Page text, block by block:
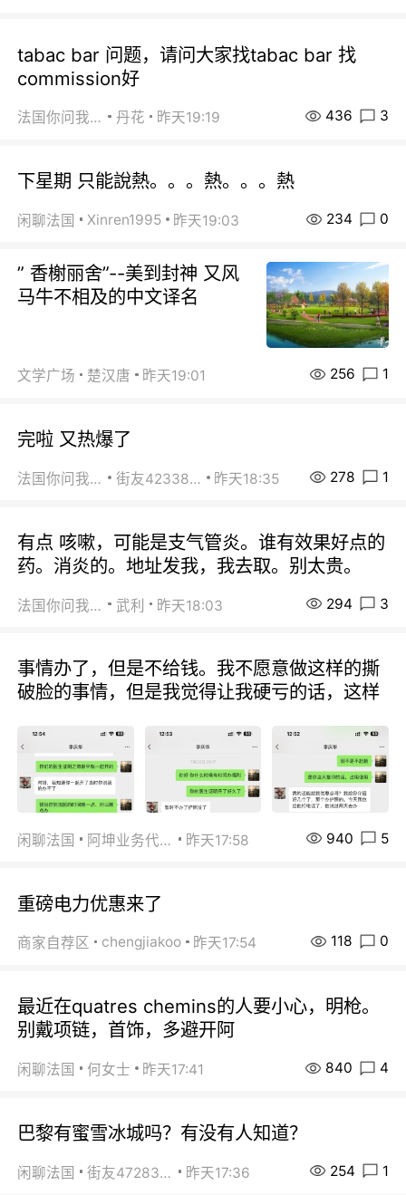
tabac bar 问题，请问大家找tabac bar 找
commission好
法国你问我答 丹花 昨天19:19 436 3
下星期 只能說熱。。。熱。。。熱
闲聊法国 Xinren1995 昨天19:03 234 0
” 香榭丽舍”--美到封神 又风
马牛不相及的中文译名
文学广场 楚汉唐 昨天19:01 256 1
完啦 又热爆了
法国你问我答 街友42338202 昨天18:35 278 1
有点 咳嗽，可能是支气管炎。谁有效果好点的
药。消炎的。地址发我，我去取。别太贵。
法国你问我答 武利 昨天18:03 294 3
事情办了，但是不给钱。我不愿意做这样的撕
破脸的事情，但是我觉得让我硬亏的话，这样
闲聊法国 阿坤业务代办 昨天17:58 940 5
重磅电力优惠来了
商家自荐区 chengjiakoo 昨天17:54 118 0
最近在quatres chemins的人要小心，明枪。
别戴项链，首饰，多避开阿
闲聊法国 何女士 昨天17:41 840 4
巴黎有蜜雪冰城吗？有没有人知道？
闲聊法国 街友472838572 昨天17:36 254 1